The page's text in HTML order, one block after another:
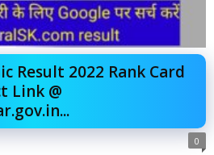
Result 2022 Rank Card
Link @
0